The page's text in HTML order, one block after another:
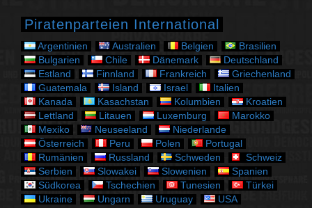
Piratenparteien International
Argentinien Australien Belgien
Brasilien
Bulgarien
Chile Dänemark
Deutschland
Estland
Finnland Frankreich
Griechenland
Guatemala
Island Israel
Italien
Kanada
Kasachstan Kolumbien
Kroatien
Lettland
Litauen Luxemburg
Marokko
Mexiko
Neuseeland
Niederlande
Österreich
Peru Polen
Portugal
Rumänien
Russland Schweden
Schweiz
Serbien
Slowakei Slowenien
Spanien
Südkorea
Tschechien Tunesien
Türkei
Ukraine
Ungarn Uruguay USA